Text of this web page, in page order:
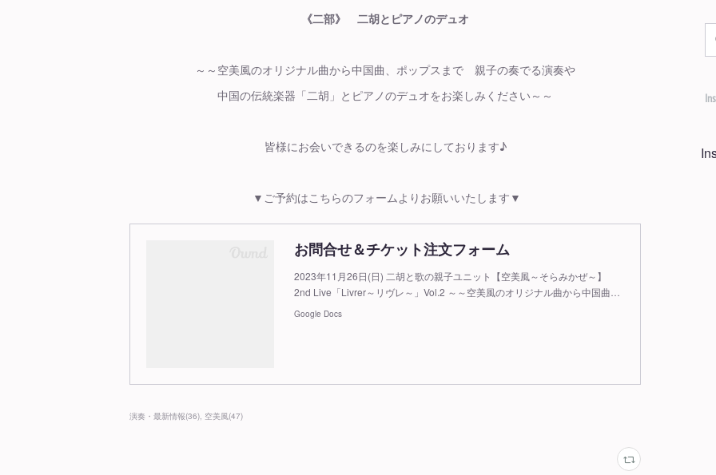
《二部》 二胡とピアノのデュオ
～～空美風のオリジナル曲から中国曲、ポップスまで 親子の奏でる演奏や
中国の伝統楽器「二胡」とピアノのデュオをお楽しみください～～
皆様にお会いできるのを楽しみにしております♪
▼ご予約はこちらのフォームよりお願いいたします▼
お問合せ＆チケット注文フォーム
2023年11月26日(日) 二胡と歌の親子ユニット【空美風～そらみかぜ～】
2nd Live「Livrer～リヴレ～」Vol.2 ～～空美風のオリジナル曲から中国曲…
Google Docs
演奏・最新情報(36) 空美風(47)